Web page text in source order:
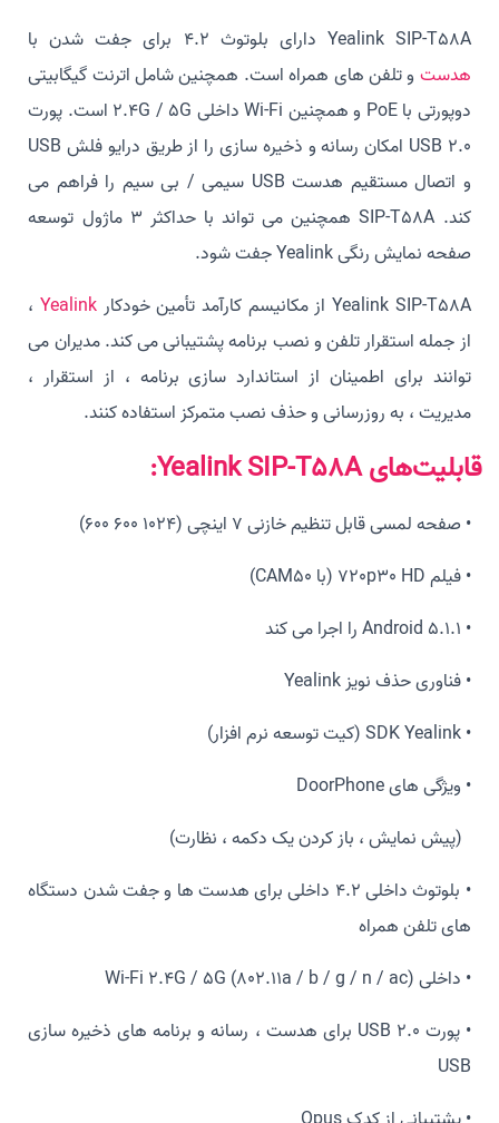
Yealink SIP-T58A دارای بلوتوث 4.2 برای جفت شدن با
هدست و تلفن های همراه است. همچنین شامل اترنت گیگابیتی
دوپورتی با PoE و همچنین Wi-Fi داخلی 2.4G / 5G است. پورت
USB 2.0 امکان رسانه و ذخیره سازی را از طریق درایو فلش USB
و اتصال مستقیم هدست USB سیمی / بی سیم را فراهم می
کند. SIP-T58A همچنین می تواند با حداکثر 3 ماژول توسعه
صفحه نمایش رنگی Yealink جفت شود.
Yealink SIP-T58A از مکانیسم کارآمد تأمین خودکار Yealink ،
از جمله استقرار تلفن و نصب برنامه پشتیبانی می کند. مدیران می
توانند برای اطمینان از استاندارد سازی برنامه ، از استقرار ،
مدیریت ، به روزرسانی و حذف نصب متمرکز استفاده کنند.
قابلیت‌های Yealink SIP-T58A:
• صفحه لمسی قابل تنظیم خازنی 7 اینچی (1024 600 600)
• فیلم 720p30 HD (با CAM50)
• Android 5.1.1 را اجرا می کند
• فناوری حذف نویز Yealink
• SDK Yealink (کیت توسعه نرم افزار)
• ویژگی های DoorPhone
(پیش نمایش ، باز کردن یک دکمه ، نظارت)
• بلوتوث داخلی 4.2 داخلی برای هدست ها و جفت شدن دستگاه
های تلفن همراه
• داخلی Wi-Fi 2.4G / 5G (802.11a / b / g / n / ac)
• پورت USB 2.0 برای هدست ، رسانه و برنامه های ذخیره سازی
USB
• پشتیبانی از کدک Opus